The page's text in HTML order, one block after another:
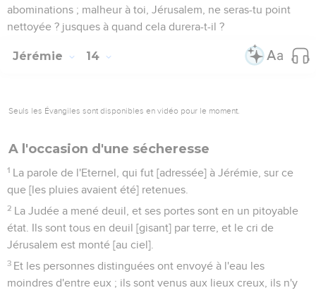
abominations ; malheur à toi, Jérusalem, ne seras-tu point
nettoyée ? jusques à quand cela durera-t-il ?
Jérémie 14
Seuls les Évangiles sont disponibles en vidéo pour le moment.
A l'occasion d'une sécheresse
1 La parole de l'Eternel, qui fut [adressée] à Jérémie, sur ce
que [les pluies avaient été] retenues.
2 La Judée a mené deuil, et ses portes sont en un pitoyable
état. Ils sont tous en deuil [gisant] par terre, et le cri de
Jérusalem est monté [au ciel].
3 Et les personnes distinguées ont envoyé à l'eau les
moindres d'entre eux ; ils sont venus aux lieux creux, ils n'y